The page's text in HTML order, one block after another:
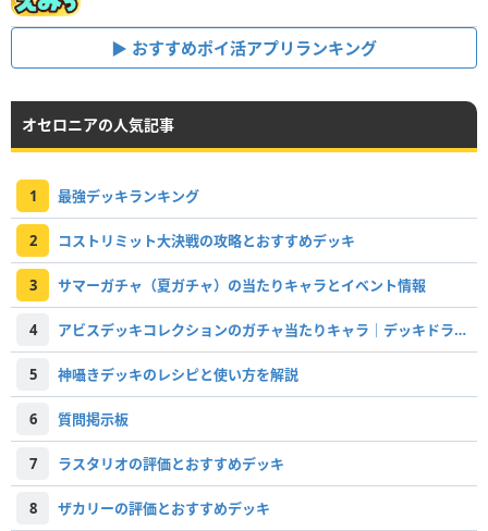
おすすめポイ活アプリランキング
オセロニアの人気記事
1 最強デッキランキング
2 コストリミット大決戦の攻略とおすすめデッキ
3 サマーガチャ（夏ガチャ）の当たりキャラとイベント情報
4 アビスデッキコレクションのガチャ当たりキャラ｜デッキドライブ
5 神囁きデッキのレシピと使い方を解説
6 質問掲示板
7 ラスタリオの評価とおすすめデッキ
8 ザカリーの評価とおすすめデッキ